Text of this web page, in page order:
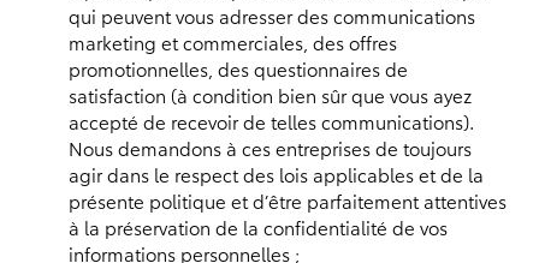
qui peuvent vous adresser des communications
marketing et commerciales, des offres
promotionnelles, des questionnaires de
satisfaction (à condition bien sûr que vous ayez
accepté de recevoir de telles communications).
Nous demandons à ces entreprises de toujours
agir dans le respect des lois applicables et de la
présente politique et d’être parfaitement attentives
à la préservation de la confidentialité de vos
informations personnelles ;